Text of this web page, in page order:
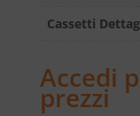
Cassetti
Accedi
prezzi